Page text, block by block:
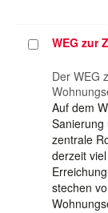
ProjektWEG zur
Der WEG
Auf dem
Sanierung
zentrale
derzeit
stechen